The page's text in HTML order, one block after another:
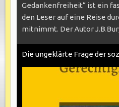
Gedankenfreiheit“ ist ein
den Leser auf eine Reise
mitnimmt. Der Autor
Die ungeklärte Frage der